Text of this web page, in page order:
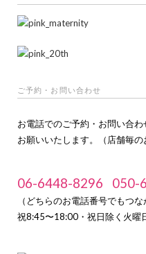
ご予約・お問い合わせ
お電話でのご予約・お問い合
お願いいたします。（店舗毎の
06-6448-8296 050-
（どちらのお電話番号でもつ
祝8:45〜18:00・祝日除く火曜